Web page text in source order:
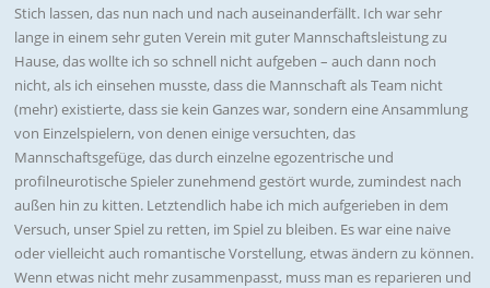
Stich lassen, das nun nach und nach auseinanderfällt. Ich war sehr
lange in einem sehr guten Verein mit guter Mannschaftsleistung zu
Hause, das wollte ich so schnell nicht aufgeben – auch dann noch
nicht, als ich einsehen musste, dass die Mannschaft als Team nicht
(mehr) existierte, dass sie kein Ganzes war, sondern eine Ansammlung
von Einzelspielern, von denen einige versuchten, das
Mannschaftsgefüge, das durch einzelne egozentrische und
profilneurotische Spieler zunehmend gestört wurde, zumindest nach
außen hin zu kitten. Letztendlich habe ich mich aufgerieben in dem
Versuch, unser Spiel zu retten, im Spiel zu bleiben. Es war eine naive
oder vielleicht auch romantische Vorstellung, etwas ändern zu können.
Wenn etwas nicht mehr zusammenpasst, muss man es reparieren und